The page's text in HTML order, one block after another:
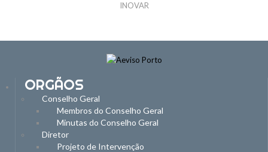
INOVAR
ORGÃOS
Conselho Geral
Membros do Conselho Geral
Minutas do Conselho Geral
Diretor
Projeto de Intervenção